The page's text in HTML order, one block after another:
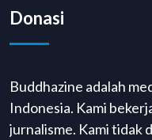
Donasi
Buddhazine adalah
Indonesia. Kami
jurnalisme. Kami tidak